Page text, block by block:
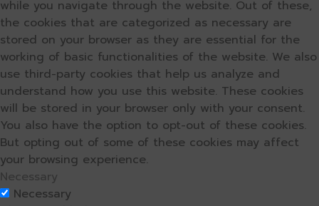
while you navigate through the website. Out of these,
the cookies that are categorized as necessary are
stored on your browser as they are essential for the
working of basic functionalities of the website. We also
use third-party cookies that help us analyze and
understand how you use this website. These cookies
will be stored in your browser only with your consent.
You also have the option to opt-out of these cookies.
But opting out of some of these cookies may affect
your browsing experience.
Necessary
Necessary